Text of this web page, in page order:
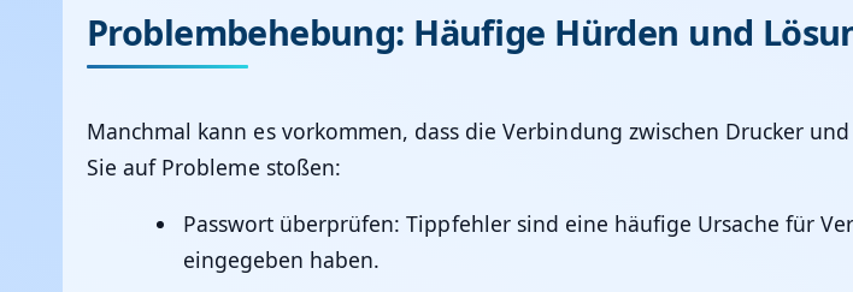
Problembehebung: Häufige Hürden und
Manchmal kann es vorkommen, dass die Verbindung zwischen Drucker
Sie auf Probleme stoßen:
Passwort überprüfen: Tippfehler sind eine häufige Ursache für
eingegeben haben.